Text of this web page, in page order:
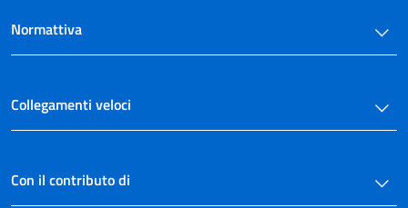
182 bis
182 ter
184 ter
Normattiva
Collegamenti veloci
Con il contributo di